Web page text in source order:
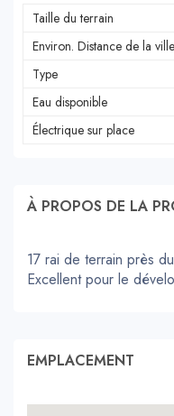
Taille du terrain
Environ. Distance de la ville
Type
Eau disponible
Électrique sur place
À PROPOS DE LA
17 rai de terrain près
Excellent pour le
EMPLACEMENT